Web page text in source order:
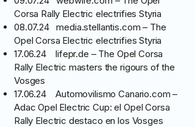
Corsa Rally Electric electrifies Styria
08.07.24 media.stellantis.com – The
Opel Corsa Electric electrifies Styria
17.06.24 lifepr.de – The Opel Corsa
Rally Electric masters the rigours of the
Vosges
17.06.24 Automovilismo Canario.com –
Adac Opel Electric Cup: el Opel Corsa
Rally Electric destaco en los Vosges